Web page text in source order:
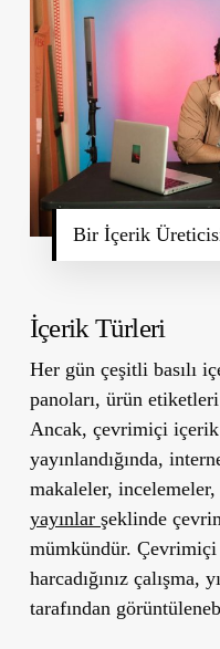
Bir İçerik
İçerik Türleri
Her gün çeşitli basılı
panoları, ürün
Ancak, çevrimiçi içerik
yayınlandığında,
makaleler,
yayınlar şeklinde
mümkündür.
harcadığınız
tarafından